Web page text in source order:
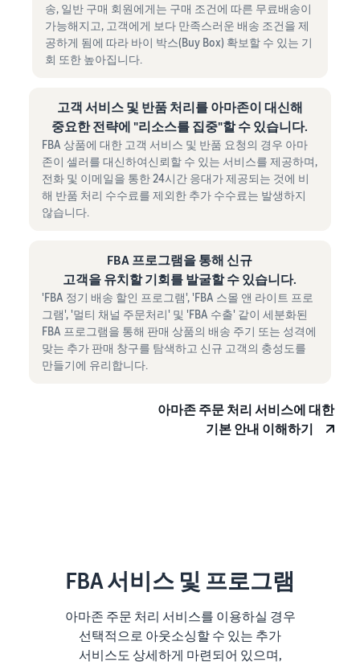
송, 일반 구매 회원에게는 구매 조건에 따른 무료배송이
가능해지고, 고객에게 보다 만족스러운 배송 조건을 제
공하게 됨에 따라 바이 박스(Buy Box) 확보할 수 있는 기
회 또한 높아집니다.
고객 서비스 및 반품 처리를 아마존이 대신해
중요한 전략에 "리소스를 집중"할 수 있습니다.
FBA 상품에 대한 고객 서비스 및 반품 요청의 경우 아마
존이 셀러를 대신하여신뢰할 수 있는 서비스를 제공하며,
전화 및 이메일을 통한 24시간 응대가 제공되는 것에 비
해 반품 처리 수수료를 제외한 추가 수수료는 발생하지
않습니다.
FBA 프로그램을 통해 신규
고객을 유치할 기회를 발굴할 수 있습니다.
'FBA 정기 배송 할인 프로그램', 'FBA 스몰 앤 라이트 프로
그램', '멀티 채널 주문처리' 및 'FBA 수출' 같이 세분화된
FBA 프로그램을 통해 판매 상품의 배송 주기 또는 성격에
맞는 추가 판매 창구를 탐색하고 신규 고객의 충성도를
만들기에 유리합니다.
아마존 주문 처리 서비스에 대한
기본 안내 이해하기
FBA 서비스 및 프로그램
아마존 주문 처리 서비스를 이용하실 경우
선택적으로 아웃소싱할 수 있는 추가
서비스도 상세하게 마련되어 있으며,